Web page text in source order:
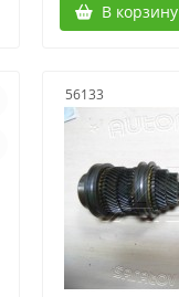
В корзину
56133